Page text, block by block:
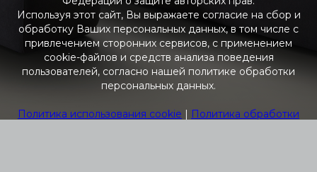
Используя этот сайт, Вы выражаете согласие на сбор и
обработку Ваших персональных данных, в том числе с
привлечением сторонних сервисов, с применением
cookie-файлов и средств анализа поведения
пользователей, согласно нашей политике обработки
персональных данных.
Политика использования cookie | Политика обработки